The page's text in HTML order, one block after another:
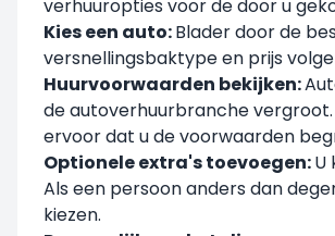
verhuuropties voor de door u
Kies een auto:Blader door de
versnellingsbaktype en prijs
Huurvoorwaarden bekijken:
de autoverhuurbranche vergroot.
ervoor dat u de voorwaarden
Optionele extra's toevoegen:U
Als een persoon anders dan
kiezen.